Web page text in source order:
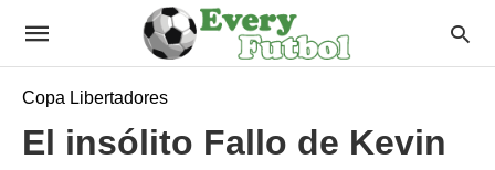
Copa Libertadores
El insólito Fallo de Kevin